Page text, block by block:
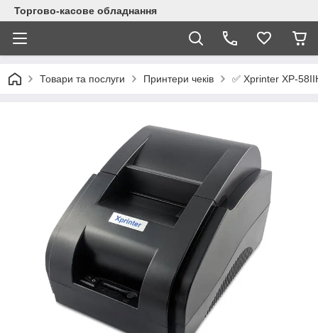
Торгово-касове обладнання
Товари та послуги Принтери чеків ✅ Xprinter XP-